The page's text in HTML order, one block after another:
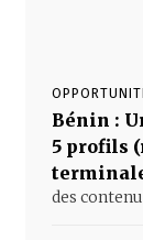
Bénin :
5 profils
des